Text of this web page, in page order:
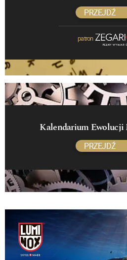
PRZEJDŹ
patron
Kalendarium Ewolucji
PRZEJDŹ